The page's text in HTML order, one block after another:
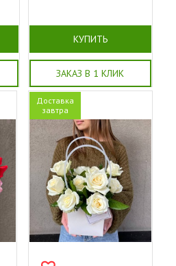
КУПИТЬ
ЗАКАЗ В 1 КЛИК
Доставка
завтра